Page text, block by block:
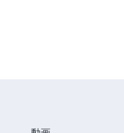
とと神の言葉を交わ
徒も次第に真理を理
人の姿で生き抜くこ
れている。これらの